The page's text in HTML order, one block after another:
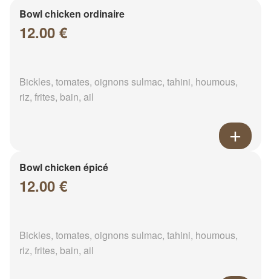
Bowl chicken ordinaire
12.00 €
Bickles, tomates, oignons sulmac, tahini, houmous,
riz, frites, bain, ail
Bowl chicken épicé
12.00 €
Bickles, tomates, oignons sulmac, tahini, houmous,
riz, frites, bain, ail